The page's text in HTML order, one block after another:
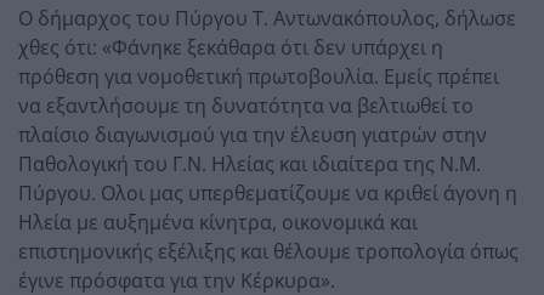
Ο δήμαρχος του Πύργου Τ. Αντωνακόπουλος, δήλωσε
χθες ότι: «Φάνηκε ξεκάθαρα ότι δεν υπάρχει η
πρόθεση για νομοθετική πρωτοβουλία. Εμείς πρέπει
να εξαντλήσουμε τη δυνατότητα να βελτιωθεί το
πλαίσιο διαγωνισμού για την έλευση γιατρών στην
Παθολογική του Γ.Ν. Ηλείας και ιδιαίτερα της Ν.Μ.
Πύργου. Ολοι μας υπερθεματίζουμε να κριθεί άγονη η
Ηλεία με αυξημένα κίνητρα, οικονομικά και
επιστημονικής εξέλιξης και θέλουμε τροπολογία όπως
έγινε πρόσφατα για την Κέρκυρα».